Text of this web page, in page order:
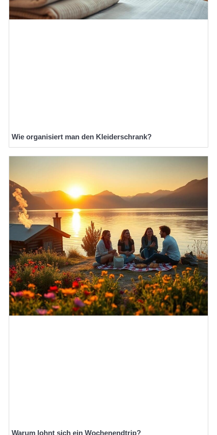
Wie organisiert man den Kleiderschrank?
Warum lohnt sich ein Wochenendtrip?